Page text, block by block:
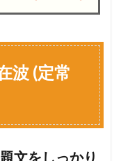
波 (定常
文をしっかり